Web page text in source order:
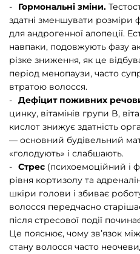
Гормональні зміни.
здатні зменшувати розміри
для андрогенної алопеції.
навпаки, подовжують фазу
різке зниження, як це
період менопаузи, часто
втратою волосся.
Дефіцит поживних
цинку, вітамінів групи B,
кислот знижує здатність
— основний будівельний
«голодують» і слабшають.
Стрес (психоемоційний і
рівня кортизолу та
шкіри голови і збиває
волосся передчасно
після стресової події
Це пояснює, чому зв’язок
стану волосся часто